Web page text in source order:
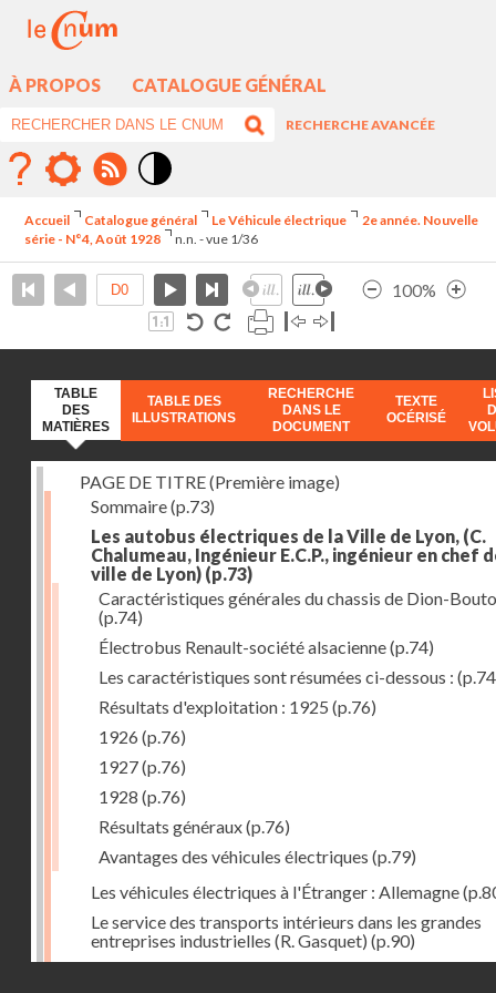
À PROPOS CATALOGUE GÉNÉRAL
RECHERCHE AVANCÉE
élévé
Accueil Catalogue général Le Véhicule électrique
2e année. Nouvelle
série - N°4, Août 1928
n.n. - vue 1/36
100%
TABLE
DES
MATIÈRES
TABLE DES
ILLUSTRATIONS
RECHERCHE
DANS LE
DOCUMENT
TEXTE
OCÉRISÉ
PAGE DE TITRE (Première image)
Sommaire(p.73)
Les autobus électriques de la Ville de Lyon, (C.
Chalumeau, Ingénieur E.C.P., ingénieur en chef
ville de Lyon) (p.73)
Caractéristiques générales du chassis de Dion-
(p.74)
Électrobus Renault-société alsacienne(p.74)
Les caractéristiques sont résumées ci-dessous :
Résultats d'exploitation : 1925 (p.76)
1926 (p.76)
1927(p.76)
1928 (p.76)
Résultats généraux(p.76)
Avantages des véhicules électriques (p.79)
Les véhicules électriques à l'Étranger : Allemagne
Le service des transports intérieurs dans les grandes
entreprises industrielles (R. Gasquet) (p.90)